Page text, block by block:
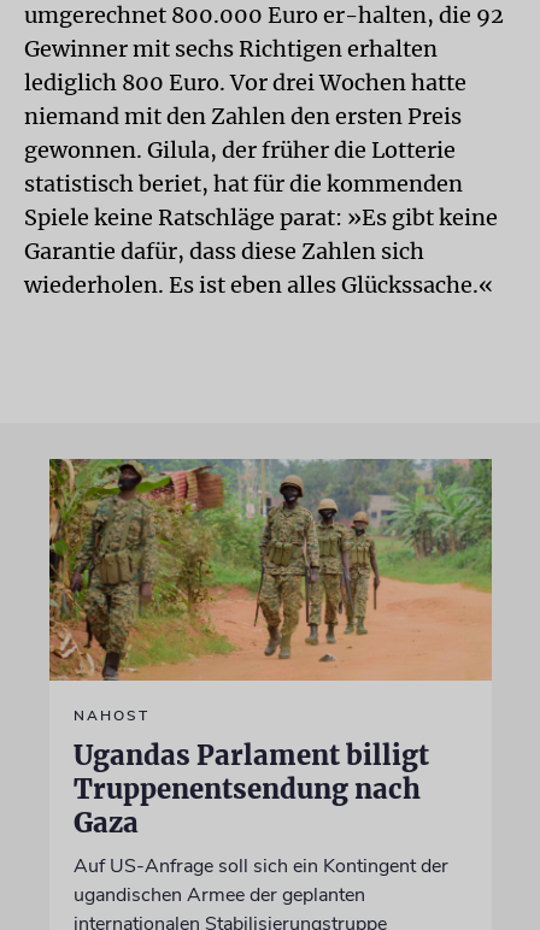
umgerechnet 800.000 Euro er-halten, die 92
Gewinner mit sechs Richtigen erhalten
lediglich 800 Euro. Vor drei Wochen hatte
niemand mit den Zahlen den ersten Preis
gewonnen. Gilula, der früher die Lotterie
statistisch beriet, hat für die kommenden
Spiele keine Ratschläge parat: »Es gibt keine
Garantie dafür, dass diese Zahlen sich
wiederholen. Es ist eben alles Glückssache.«
NAHOST
Ugandas Parlament billigt
Truppenentsendung nach
Gaza
Auf US-Anfrage soll sich ein Kontingent der
ugandischen Armee der geplanten
internationalen Stabilisierungstruppe